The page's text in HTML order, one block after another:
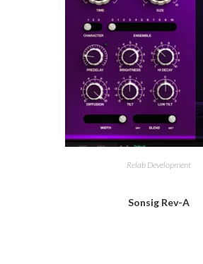
Relab Development
Sonsig Rev-A